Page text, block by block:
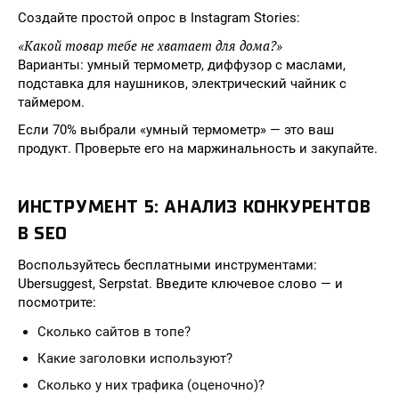
Создайте простой опрос в Instagram Stories:
«Какой товар тебе не хватает для дома?»
Варианты: умный термометр, диффузор с маслами,
подставка для наушников, электрический чайник с
таймером.
Если 70% выбрали «умный термометр» — это ваш
продукт. Проверьте его на маржинальность и закупайте.
ИНСТРУМЕНТ 5: АНАЛИЗ КОНКУРЕНТОВ
В SEO
Воспользуйтесь бесплатными инструментами:
Ubersuggest, Serpstat. Введите ключевое слово — и
посмотрите:
Сколько сайтов в топе?
Какие заголовки используют?
Сколько у них трафика (оценочно)?